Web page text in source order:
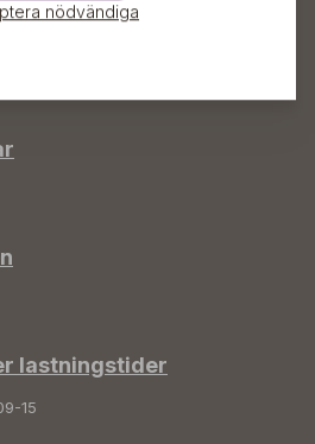
lastningstider
15
nödvändiga